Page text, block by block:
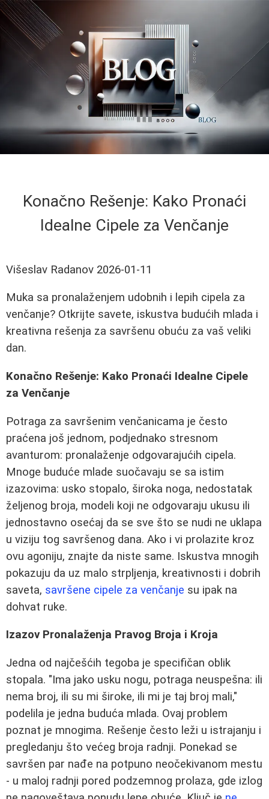
Konačno Rešenje: Kako Pronaći
Idealne Cipele za Venčanje
Višeslav Radanov 2026-01-11
Muka sa pronalaženjem udobnih i lepih cipela za
venčanje? Otkrijte savete, iskustva budućih mlada i
kreativna rešenja za savršenu obuću za vaš veliki
dan.
Konačno Rešenje: Kako Pronaći Idealne Cipele
za Venčanje
Potraga za savršenim venčanicama je često
praćena još jednom, podjednako stresnom
avanturom: pronalaženje odgovarajućih cipela.
Mnoge buduće mlade suočavaju se sa istim
izazovima: usko stopalo, široka noga, nedostatak
željenog broja, modeli koji ne odgovaraju ukusu ili
jednostavno osećaj da se sve što se nudi ne uklapa
u viziju tog savršenog dana. Ako i vi prolazite kroz
ovu agoniju, znajte da niste same. Iskustva mnogih
pokazuju da uz malo strpljenja, kreativnosti i dobrih
saveta, savršene cipele za venčanje su ipak na
dohvat ruke.
Izazov Pronalaženja Pravog Broja i Kroja
Jedna od najčešćih tegoba je specifičan oblik
stopala. "Ima jako usku nogu, potraga neuspešna: ili
nema broj, ili su mi široke, ili mi je taj broj mali,"
podelila je jedna buduća mlada. Ovaj problem
poznat je mnogima. Rešenje često leži u istrajanju i
pregledanju što većeg broja radnji. Ponekad se
savršen par nađe na potpuno neočekivanom mestu
- u maloj radnji pored podzemnog prolaza, gde izlog